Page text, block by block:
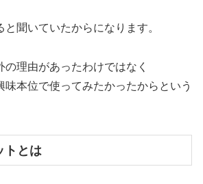
聞いていたからになります。
の理由があったわけではなく
味本位で使ってみたかったからという
トとは